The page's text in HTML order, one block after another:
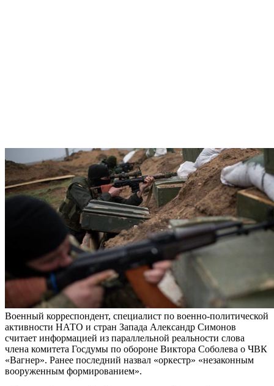
Военный корреспондент, специалист по военно-политической
активности НАТО и стран Запада Александр Симонов
считает информацией из параллельной реальности слова
члена комитета Госдумы по обороне Виктора Соболева о ЧВК
«Вагнер». Ранее последний назвал «оркестр» «незаконным
вооруженным формированием».